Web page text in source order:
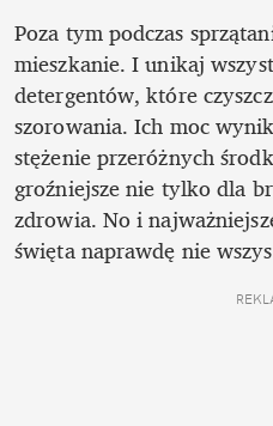
Poza tym podczas
mieszkanie. I unikaj
detergentów, które
szorowania. Ich moc
stężenie przeróżnych
groźniejsze nie tylko dla
zdrowia. No i
święta naprawdę nie